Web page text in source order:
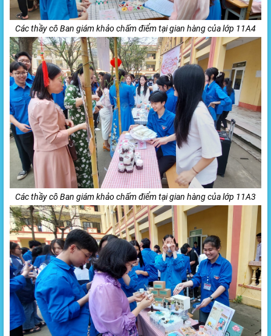
Các thầy cô Ban giám khảo chấm điểm tại gian hàng của lớp 11A4
Các thầy cô Ban giám khảo chấm điểm tại gian hàng của lớp 11A3